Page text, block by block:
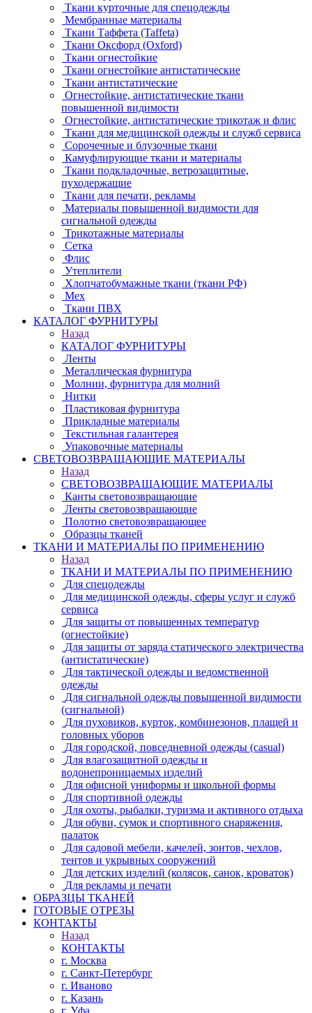
Ткани курточные для спецодежды
Мембранные материалы
Ткани Таффета (Taffeta)
Ткани Оксфорд (Oxford)
Ткани огнестойкие
Ткани огнестойкие антистатические
Ткани антистатические
Огнестойкие, антистатические ткани
повышенной видимости
Огнестойкие, антистатические трикотаж и флис
Ткани для медицинской одежды и служб сервиса
Сорочечные и блузочные ткани
Камуфлирующие ткани и материалы
Ткани подкладочные, ветрозащитные,
пуходержащие
Ткани для печати, рекламы
Материалы повышенной видимости для
сигнальной одежды
Трикотажные материалы
Сетка
Флис
Утеплители
Хлопчатобумажные ткани (ткани РФ)
Мех
Ткани ПВХ
КАТАЛОГ ФУРНИТУРЫ
Назад
КАТАЛОГ ФУРНИТУРЫ
Ленты
Металлическая фурнитура
Молнии, фурнитура для молний
Нитки
Пластиковая фурнитура
Прикладные материалы
Текстильная галантерея
Упаковочные материалы
СВЕТОВОЗВРАЩАЮЩИЕ МАТЕРИАЛЫ
Назад
СВЕТОВОЗВРАЩАЮЩИЕ МАТЕРИАЛЫ
Канты световозвращающие
Ленты световозвращающие
Полотно световозвращающее
Образцы тканей
ТКАНИ И МАТЕРИАЛЫ ПО ПРИМЕНЕНИЮ
Назад
ТКАНИ И МАТЕРИАЛЫ ПО ПРИМЕНЕНИЮ
Для спецодежды
Для медицинской одежды, сферы услуг и служб
сервиса
Для защиты от повышенных температур
(огнестойкие)
Для защиты от заряда статического электричества
(антистатические)
Для тактической одежды и ведомственной
одежды
Для сигнальной одежды повышенной видимости
(сигнальной)
Для пуховиков, курток, комбинезонов, плащей и
головных уборов
Для городской, повседневной одежды (casual)
Для влагозащитной одежды и
водонепроницаемых изделий
Для офисной униформы и школьной формы
Для спортивной одежды
Для охоты, рыбалки, туризма и активного отдыха
Для обуви, сумок и спортивного снаряжения,
палаток
Для садовой мебели, качелей, зонтов, чехлов,
тентов и укрывных сооружений
Для детских изделий (колясок, санок, кроваток)
Для рекламы и печати
ОБРАЗЦЫ ТКАНЕЙ
ГОТОВЫЕ ОТРЕЗЫ
КОНТАКТЫ
Назад
КОНТАКТЫ
г. Москва
г. Санкт-Петербург
г. Иваново
г. Казань
г. Уфа